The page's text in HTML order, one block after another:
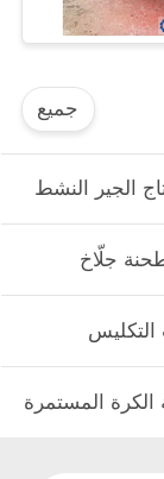
جميع
الجير النشط
جلّاخ
المستمرة